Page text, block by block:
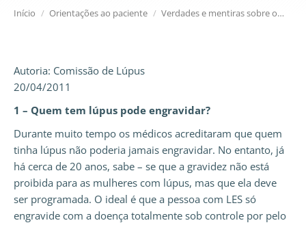
Você está aqui:
Início Orientações ao paciente Verdades e mentiras sobre o…
Autoria: Comissão de Lúpus
20/04/2011
1 – Quem tem lúpus pode engravidar?
Durante muito tempo os médicos acreditaram que quem
tinha lúpus não poderia jamais engravidar. No entanto, já
há cerca de 20 anos, sabe – se que a gravidez não está
proibida para as mulheres com lúpus, mas que ela deve
ser programada. O ideal é que a pessoa com LES só
engravide com a doença totalmente sob controle por pelo